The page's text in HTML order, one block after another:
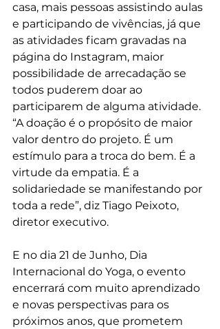
casa, mais pessoas assistindo aulas
e participando de vivências, já que
as atividades ficam gravadas na
página do Instagram, maior
possibilidade de arrecadação se
todos puderem doar ao
participarem de alguma atividade.
“A doação é o propósito de maior
valor dentro do projeto. É um
estímulo para a troca do bem. É a
virtude da empatia. É a
solidariedade se manifestando por
toda a rede”, diz Tiago Peixoto,
diretor executivo.
E no dia 21 de Junho, Dia
Internacional do Yoga, o evento
encerrará com muito aprendizado
e novas perspectivas para os
próximos anos, que prometem